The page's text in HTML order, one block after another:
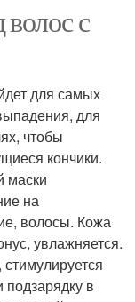
с
для самых
для
чтобы
кончики.
маски
на
волосы. Кожа
увлажняется.
в